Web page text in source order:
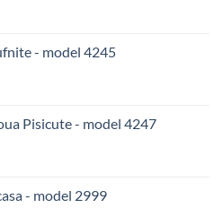
- model 4245
Pisicute - model 4247
- model 2999